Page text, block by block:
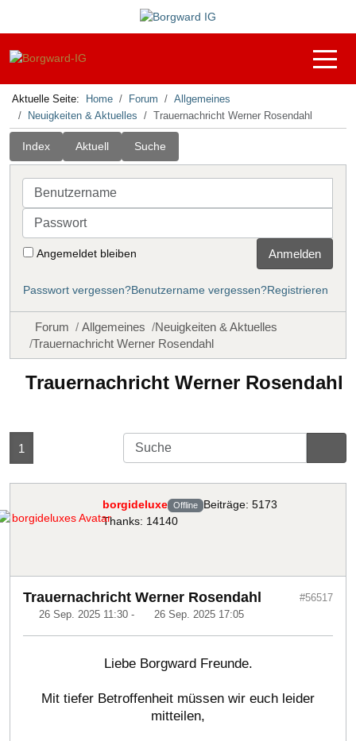
Off-
Aktuelle Seite: Home Forum
Allgemeines
Neuigkeiten & Aktuelles
Trauernachricht Werner Rosendahl
Index Aktuell Suche
Benutzername
Passwort
Angemeldet bleiben Anmelden
Passwort vergessen?Benutzername vergessen?Registrieren
Forum Allgemeines
Neuigkeiten & Aktuelles
Trauernachricht Werner Rosendahl
Trauernachricht Werner Rosendahl
1
borgideluxe Offline Beiträge: 5173
Thanks: 14140
Trauernachricht Werner Rosendahl
26 Sep. 2025 11:30 - 26 Sep. 2025 17:05
#56517
Liebe Borgward Freunde.
Mit tiefer Betroffenheit müssen wir euch leider
mitteilen,